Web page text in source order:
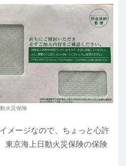
火災保険
メージなので、ちょっと心許
東京海上日動火災保険の保険